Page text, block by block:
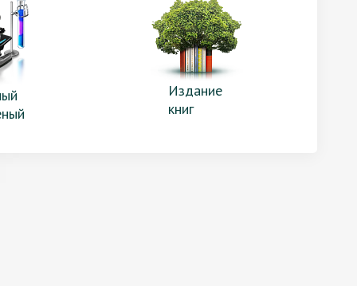
Издание
книг